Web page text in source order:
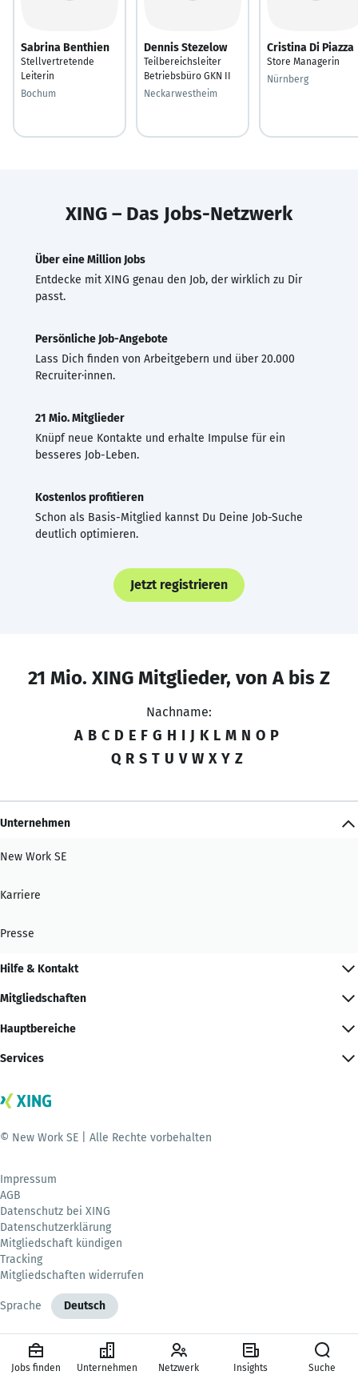
Sabrina Benthien
Stellvertretende
Leiterin
Bochum
Dennis Stezelow
Teilbereichsleiter
Betriebsbüro GKN II
Neckarwestheim
Cristina Di Piazza
Store Managerin
Nürnberg
XING – Das Jobs-Netzwerk
Über eine Million Jobs
Entdecke mit XING genau den Job, der wirklich zu Dir
passt.
Persönliche Job-Angebote
Lass Dich finden von Arbeitgebern und über 20.000
Recruiter·innen.
21 Mio. Mitglieder
Knüpf neue Kontakte und erhalte Impulse für ein
besseres Job-Leben.
Kostenlos profitieren
Schon als Basis-Mitglied kannst Du Deine Job-Suche
deutlich optimieren.
Jetzt registrieren
21 Mio. XING Mitglieder, von A bis Z
Nachname:
A B C D E F G H I J K L M N O P
Q R S T U V W X Y Z
Unternehmen
New Work SE
Karriere
Presse
Hilfe & Kontakt
Mitgliedschaften
Hauptbereiche
Services
© New Work SE | Alle Rechte vorbehalten
Impressum
AGB
Datenschutz bei XING
Datenschutzerklärung
Mitgliedschaft kündigen
Tracking
Mitgliedschaften widerrufen
Sprache Deutsch
Jobs finden Unternehmen Netzwerk Insights Suche